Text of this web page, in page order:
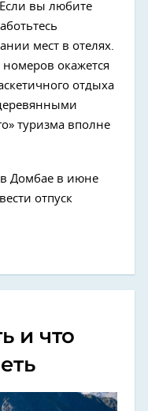
вы любите
мест в отелях.
окажется
отдыха
туризма вполне
в Домбае в июне
отпуск
и что